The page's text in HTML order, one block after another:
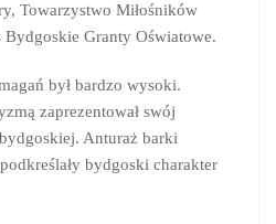
Towarzystwo Miłośników
Granty Oświatowe.
był bardzo wysoki.
zaprezentował swój
Anturaż barki
bydgoski charakter